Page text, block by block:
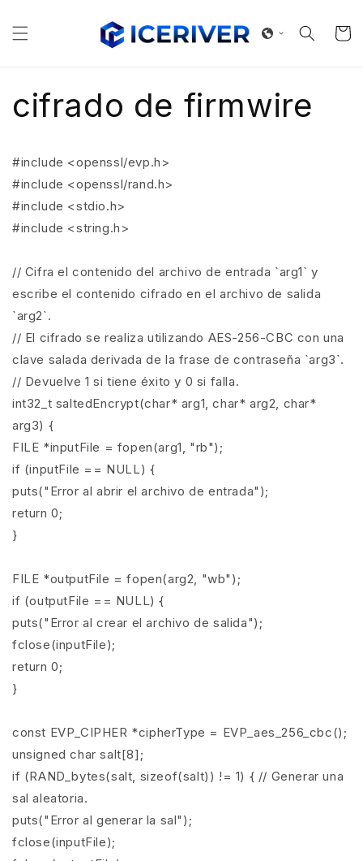
al contenido
Carrito
cifrado de firmwire
#include <openssl/evp.h>
#include <openssl/rand.h>
#include <stdio.h>
#include <string.h>
// Cifra el contenido del archivo de entrada `arg1` y
escribe el contenido cifrado en el archivo de salida
`arg2`.
// El cifrado se realiza utilizando AES-256-CBC con una
clave salada derivada de la frase de contraseña `arg3`.
// Devuelve 1 si tiene éxito y 0 si falla.
int32_t saltedEncrypt(char* arg1, char* arg2, char*
arg3) {
FILE *inputFile = fopen(arg1, "rb");
if (inputFile == NULL) {
puts("Error al abrir el archivo de entrada");
return 0;
}
FILE *outputFile = fopen(arg2, "wb");
if (outputFile == NULL) {
puts("Error al crear el archivo de salida");
fclose(inputFile);
return 0;
}
const EVP_CIPHER *cipherType = EVP_aes_256_cbc();
unsigned char salt[8];
if (RAND_bytes(salt, sizeof(salt)) != 1) { // Generar una
sal aleatoria.
puts("Error al generar la sal");
fclose(inputFile);